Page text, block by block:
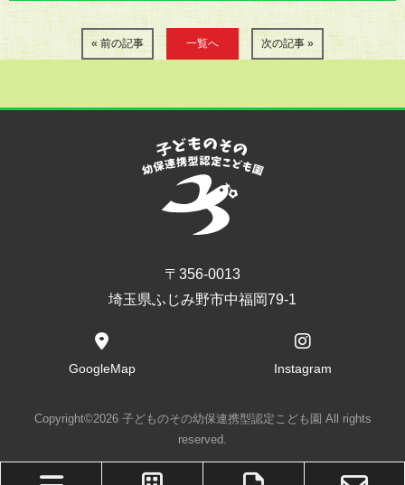
« 前の記事 一覧へ 次の記事 »
〒356-0013
埼玉県ふじみ野市中福岡79-1
GoogleMap Instagram
Copyright©2026 子どものその幼保連携型認定こども園 All rights
reserved.